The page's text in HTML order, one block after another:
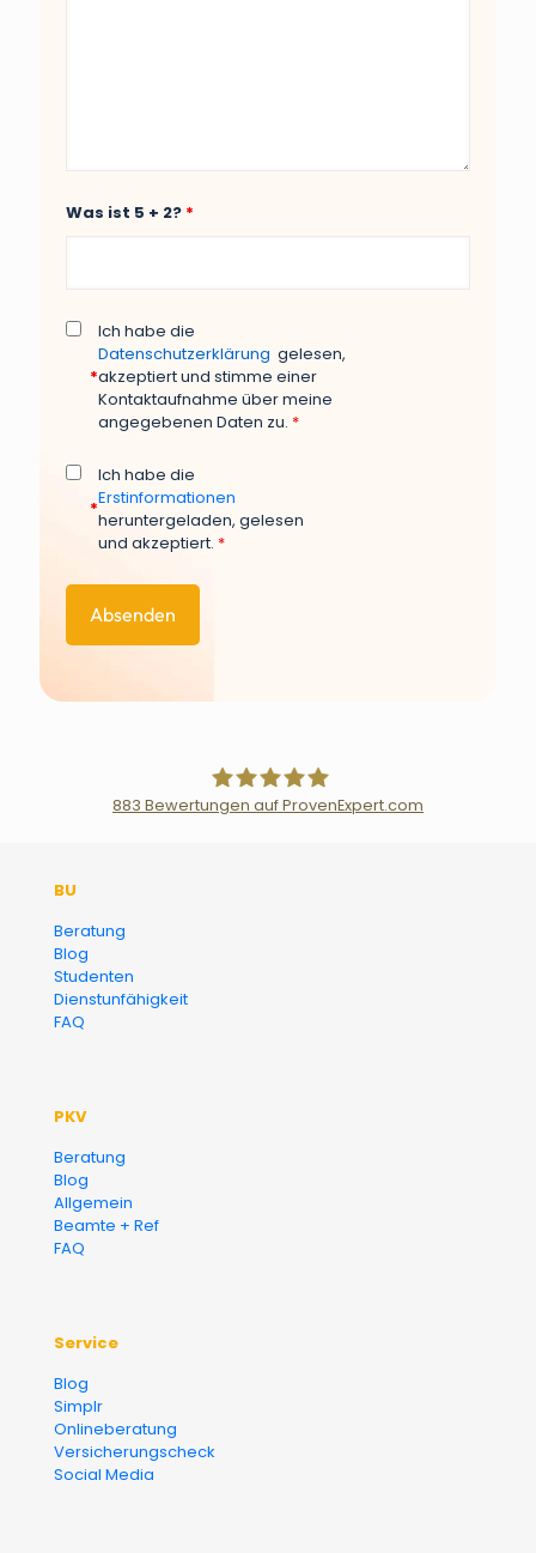
Was ist 5 + 2? *
*
Ich habe die
Datenschutzerklärung gelesen,
akzeptiert und stimme einer
Kontaktaufnahme über meine
angegebenen Daten zu. *
*
Ich habe die
Erstinformationen
heruntergeladen, gelesen
und akzeptiert. *
883 Bewertungen auf ProvenExpert.com
BU
Beratung
Blog
Studenten
Dienstunfähigkeit
FAQ
PKV
Beratung
Blog
Allgemein
Beamte + Ref
FAQ
Service
Blog
Simplr
Onlineberatung
Versicherungscheck
Social Media